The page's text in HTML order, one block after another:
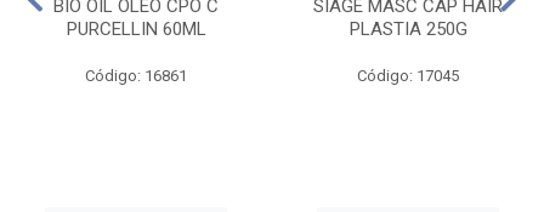
BIO OIL OLEO CPO C
PURCELLIN 60ML
Código: 16861
SIAGE MASC CAP HAIR
PLASTIA 250G
Código: 17045